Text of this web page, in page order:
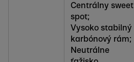
Centrálny sweet
spot;
Vysoko stabilný
karbónový rám;
Neutrálne